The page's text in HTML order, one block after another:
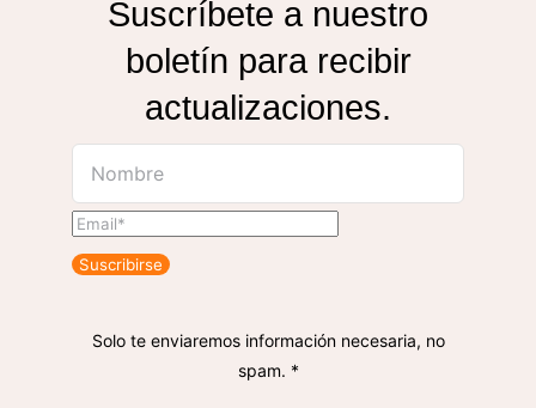
Suscríbete a nuestro
boletín para recibir
actualizaciones.
Suscribirse
Solo te enviaremos información necesaria, no
spam. *